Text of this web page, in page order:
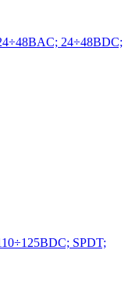
24÷48ВDC;
SPDT;